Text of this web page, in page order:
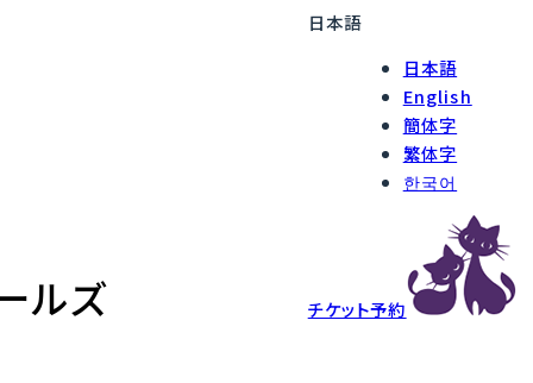
日本語
日本語
English
簡体字
繁体字
한국어
チケット予約
ルズ